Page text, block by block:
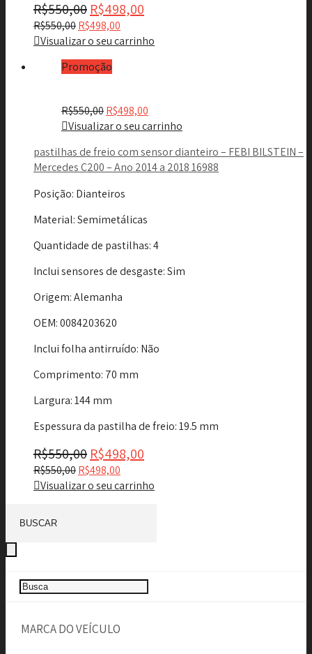
R$550,00 R$498,00
R$550,00R$498,00
Visualizar o seu carrinho
Promoção
R$550,00R$498,00
Visualizar o seu carrinho
pastilhas de freio com sensor dianteiro – FEBI BILSTEIN –
Mercedes C200 – Ano 2014 a 2018 16988
Posição: Dianteiros
Material: Semimetálicas
Quantidade de pastilhas: 4
Inclui sensores de desgaste: Sim
Origem: Alemanha
OEM: 0084203620
Inclui folha antirruído: Não
Comprimento: 70 mm
Largura: 144 mm
Espessura da pastilha de freio: 19.5 mm
R$550,00 R$498,00
R$550,00R$498,00
Visualizar o seu carrinho
MARCA DO VEÍCULO